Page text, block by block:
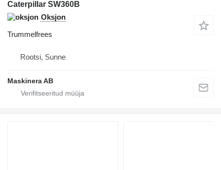
Caterpillar SW360B
Oksjon
Trummelfrees
Rootsi, Sunne
Maskinera AB